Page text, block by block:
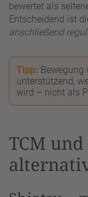
bewertet als
Entscheidend ist
anschließend
Tipp: Bewegung
unterstützend,
wird – nicht als
TCM